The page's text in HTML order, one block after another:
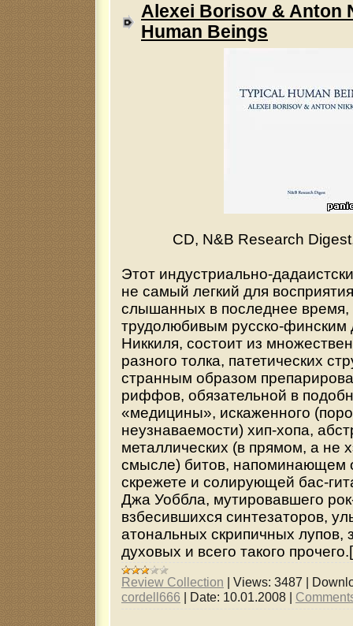
Alexei Borisov & Anton
Human Beings
CD, N&B Research
Этот индустриально-
не самый легкий для
слышанных в последнее время,
трудолюбивым русско-финским
Никкиля, состоит из
разного толка, патетических
странным образом
риффов, обязательной в
«медицины», искаженного
неузнаваемости) хип-хопа,
металлических (в прямом, а не
смысле) битов, напоминающем
скрежете и солирующей бас-
Джа Уоббла, мутировавшего
взбесившихся синтезаторов,
атональных скрипичных лупов,
духовых и всего такого
Review Collection | Views: 3487 |
cordell666 | Date: 10.01.2008 |